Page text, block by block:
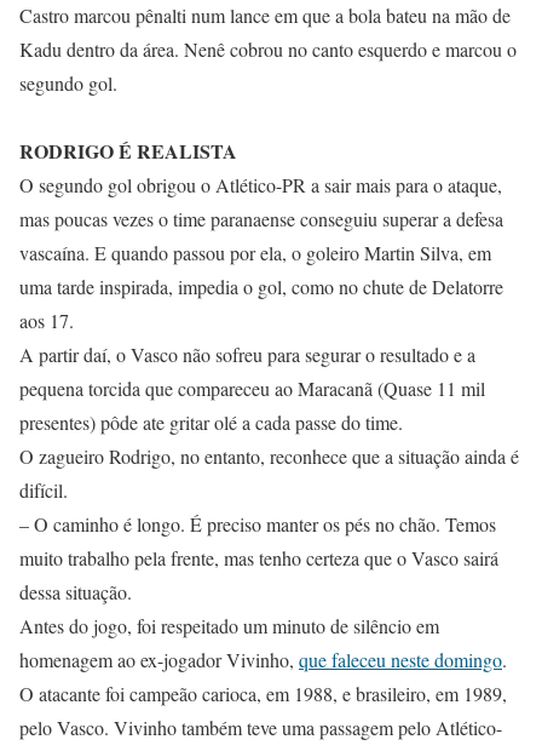
Castro marcou pênalti num lance em que a bola bateu na mão de
Kadu dentro da área. Nenê cobrou no canto esquerdo e marcou o
segundo gol.
RODRIGO É REALISTA
O segundo gol obrigou o Atlético-PR a sair mais para o ataque,
mas poucas vezes o time paranaense conseguiu superar a defesa
vascaína. E quando passou por ela, o goleiro Martin Silva, em
uma tarde inspirada, impedia o gol, como no chute de Delatorre
aos 17.
A partir daí, o Vasco não sofreu para segurar o resultado e a
pequena torcida que compareceu ao Maracanã (Quase 11 mil
presentes) pôde ate gritar olé a cada passe do time.
O zagueiro Rodrigo, no entanto, reconhece que a situação ainda é
difícil.
– O caminho é longo. É preciso manter os pés no chão. Temos
muito trabalho pela frente, mas tenho certeza que o Vasco sairá
dessa situação.
Antes do jogo, foi respeitado um minuto de silêncio em
homenagem ao ex-jogador Vivinho, que faleceu neste domingo.
O atacante foi campeão carioca, em 1988, e brasileiro, em 1989,
pelo Vasco. Vivinho também teve uma passagem pelo Atlético-